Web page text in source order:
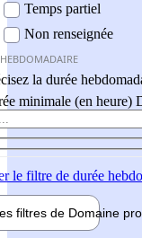
Temps partiel
Non renseignée
la durée
minimale (en heure)
le filtre de durée
filtres de Domaine pro